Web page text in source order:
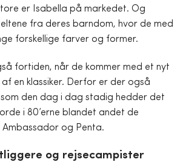
er Isabella på markedet. Og
fra deres barndom, hvor de med
forskellige farver og former.
fortiden, når de kommer med et nyt
en klassiker. Derfor er der også
den dag i dag stadig hedder det
i 80’erne blandet andet de
og Penta.
og rejsecampister